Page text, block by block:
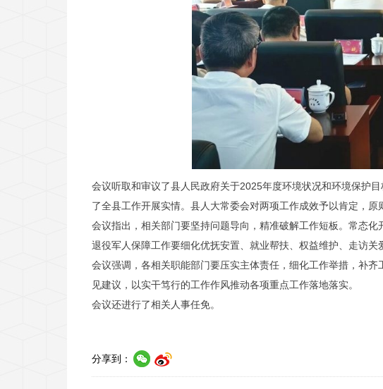
会议听取和审议了县人民政府关于2025年度环境状况和环境保护
了全县工作开展实情。县人大常委会对两项工作成效予以肯定，原
会议指出，相关部门要坚持问题导向，精准破解工作短板。常态
退役军人保障工作要细化优抚安置、就业帮扶、权益维护、走访
会议强调，各相关职能部门要压实主体责任，细化工作举措，补
见建议，以实干笃行的工作作风推动各项重点工作落地落实。
会议还进行了相关人事任免。
分享到：